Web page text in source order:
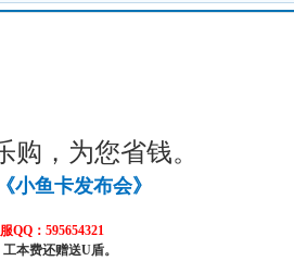
，为您省钱。
《小鱼卡发布会》
QQ：595654321
本费还赠送U盾。